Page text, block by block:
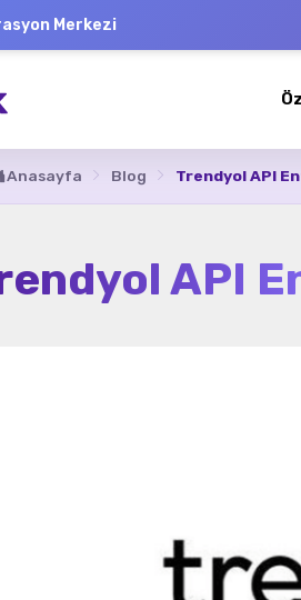
Merkezi
Anasayfa Blog Trendyol API
API